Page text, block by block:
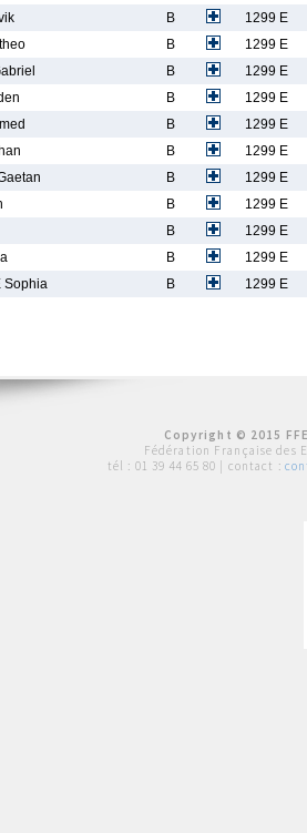
B
1299 E
B
1299 E
B
1299 E
B
1299 E
B
1299 E
B
1299 E
B
1299 E
B
1299 E
B
1299 E
B
1299 E
Sophia B 1299 E
Copyright © 2015
Fédération Française des
tél : 01 39 44 65 80 | contact :